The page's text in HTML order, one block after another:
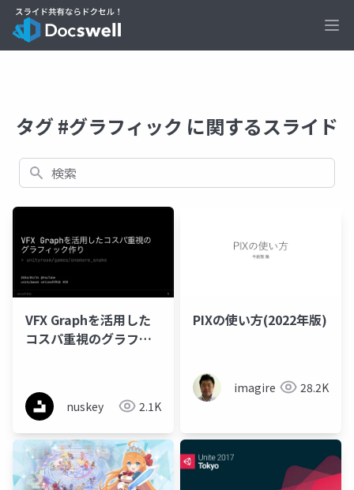
タグ #グラフィック に関するスライド
検索
VFX Graphを活用した
コスパ重視のグラフィ
nuskey 2.1K
PIXの使い方(2022年版)
imagire 28.2K